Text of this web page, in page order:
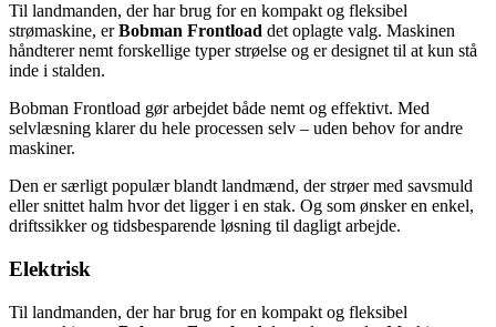
Til landmanden, der har brug for en kompakt og fleksibel
strømaskine, erBobman Frontload det oplagte valg. Maskinen
håndterer nemt forskellige typer strøelse og er designet til at kun stå
inde i stalden.
Bobman Frontload gør arbejdet både nemt og effektivt. Med
selvlæsning klarer du hele processen selv – uden behov for andre
maskiner.
Den er særligt populær blandt landmænd, der strøer med savsmuld
eller snittet halm hvor det ligger i en stak. Og som ønsker en enkel,
driftssikker og tidsbesparende løsning til dagligt arbejde.
Elektrisk
Til landmanden, der har brug for en kompakt og fleksibel